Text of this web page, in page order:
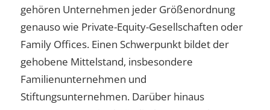
gehören Unternehmen jeder Größenordnung
genauso wie Private-Equity-Gesellschaften oder
Family Offices. Einen Schwerpunkt bildet der
gehobene Mittelstand, insbesondere
Familienunternehmen und
Stiftungsunternehmen. Darüber hinaus